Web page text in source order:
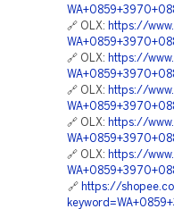
🔗 OLX: https://
🔗 OLX: https://
🔗 OLX: https://
🔗 OLX: https://
🔗 OLX: https://
🔗 https://